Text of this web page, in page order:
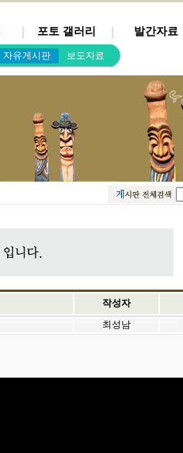
자유게시판 보도자료
포토 갤러리 발간자료
작성자
최성남